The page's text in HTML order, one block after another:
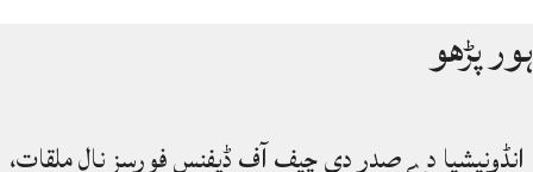
ہور پڑھو
انڈونیشیا دے صدر دی چیف آف ڈیفنس فورسز نال ملقات،